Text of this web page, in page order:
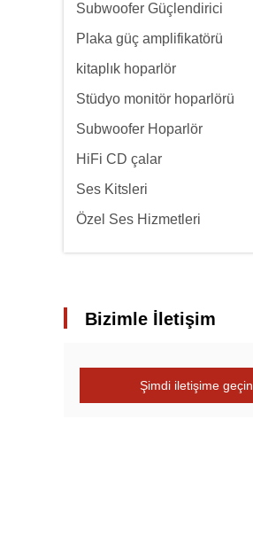
Subwoofer Güçlendirici
Plaka güç amplifikatörü
kitaplık hoparlör
Stüdyo monitör hoparlörü
Subwoofer Hoparlör
HiFi CD çalar
Ses Kitsleri
Özel Ses Hizmetleri
Bizimle İletişim
Şimdi iletişime geçin